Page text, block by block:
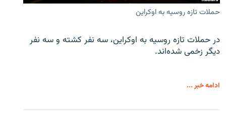
حملات تازه روسیه به اوکراین
در حملات تازه روسیه به اوکراین، سه نفر کشته و سه نفر
دیگر زخمی شده‌اند.
ادامه خبر ...